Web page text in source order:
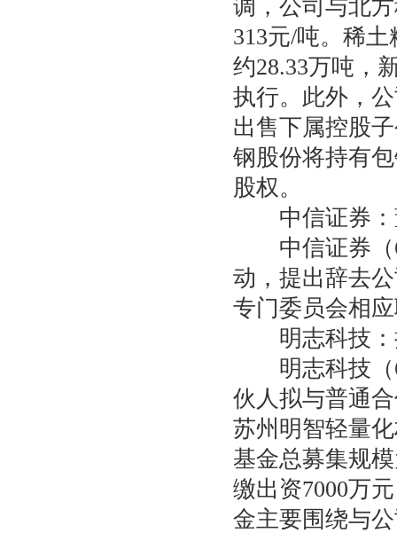
调，公司与北
313元/吨。稀
约28.33万吨，
执行。此外，
出售下属控股
钢股份将持有
股权。
中信证券：
中信证券（
动，提出辞去
专门委员会相
明志科技：
明志科技（
伙人拟与普通
苏州明智轻量
基金总募集规
缴出资7000万
金主要围绕与